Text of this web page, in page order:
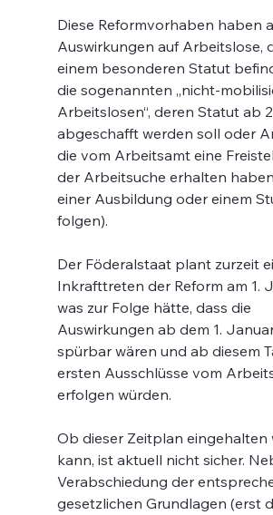
Diese Reformvorhaben haben
Auswirkungen auf Arbeitslose,
einem besonderen Statut
die sogenannten „nicht-
Arbeitslosen“, deren Statut ab
abgeschafft werden soll oder
die vom Arbeitsamt eine
der Arbeitsuche erhalten
einer Ausbildung oder einem
folgen).
Der Föderalstaat plant zurzeit
Inkrafttreten der Reform am 1.
was zur Folge hätte, dass die
Auswirkungen ab dem 1.
spürbar wären und ab diesem
ersten Ausschlüsse vom
erfolgen würden.
Ob dieser Zeitplan eingehalten
kann, ist aktuell nicht sicher.
Verabschiedung der
gesetzlichen Grundlagen (erst